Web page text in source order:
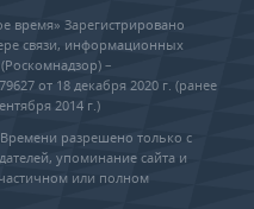
время» Зарегистрировано
связи, информационных
–
от 18 декабря 2020 г. (ранее
2014 г.)
разрешено только с
упоминание сайта и
или полном